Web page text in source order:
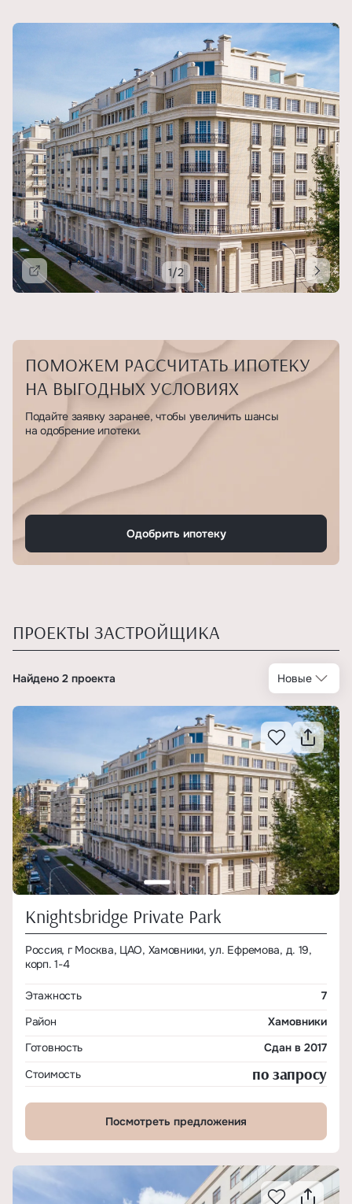
Подробнее 1/2
ПОМОЖЕМ РАССЧИТАТЬ ИПОТЕКУ
НА ВЫГОДНЫХ УСЛОВИЯХ
Подайте заявку заранее, чтобы увеличить шансы
на одобрение ипотеки.
Одобрить ипотеку
ПРОЕКТЫ ЗАСТРОЙЩИКА
Найдено 2 проекта Новые
Knightsbridge Private Park
Россия, г Москва, ЦАО, Хамовники, ул. Ефремова, д. 19,
корп. 1-4
Этажность
7
Район
Хамовники
Готовность
Сдан в 2017
Стоимость
по запросу
Посмотреть предложения